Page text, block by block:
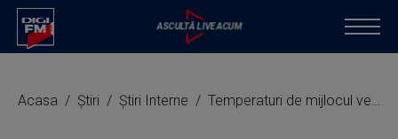
Acasa Știri Știri Interne Temperaturi de mijlocul verii în ultima săptămână din mai. Când se mai răcorește